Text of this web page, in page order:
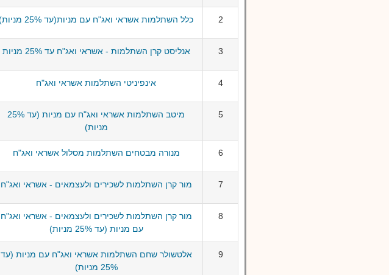
2 כלל השתלמות אשראי ואג"ח עם מניות(עד 25% מניות)
3 אנליסט קרן השתלמות - אשראי ואג"ח עד 25% מניות
4 אינפיניטי השתלמות אשראי ואג"ח
5
מיטב השתלמות אשראי ואג"ח עם מניות (עד 25%
מניות)
6 מנורה מבטחים השתלמות מסלול אשראי ואג"ח
7 מור קרן השתלמות לשכירים ולעצמאים - אשראי ואג"ח
8
מור קרן השתלמות לשכירים ולעצמאים - אשראי ואג"ח
עם מניות (עד 25% מניות)
9
אלטשולר שחם השתלמות אשראי ואג"ח עם מניות (עד
25% מניות)